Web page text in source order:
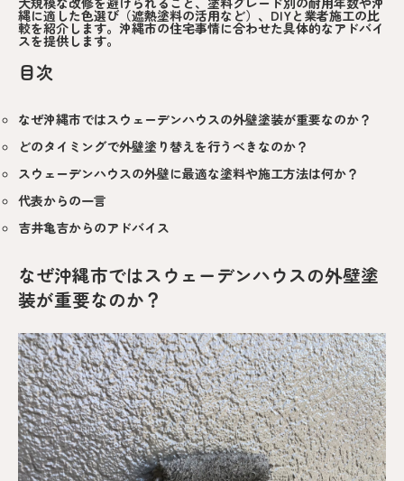
縄に適した色選び（遮熱塗料の活用など）、DIYと業者施工の比
較を紹介します。沖縄市の住宅事情に合わせた具体的なアドバイ
スを提供します。
目次
なぜ沖縄市ではスウェーデンハウスの外壁塗装が重要なのか？
どのタイミングで外壁塗り替えを行うべきなのか？
スウェーデンハウスの外壁に最適な塗料や施工方法は何か？
代表からの一言
吉井亀吉からのアドバイス
なぜ沖縄市ではスウェーデンハウスの外壁塗
装が重要なのか？